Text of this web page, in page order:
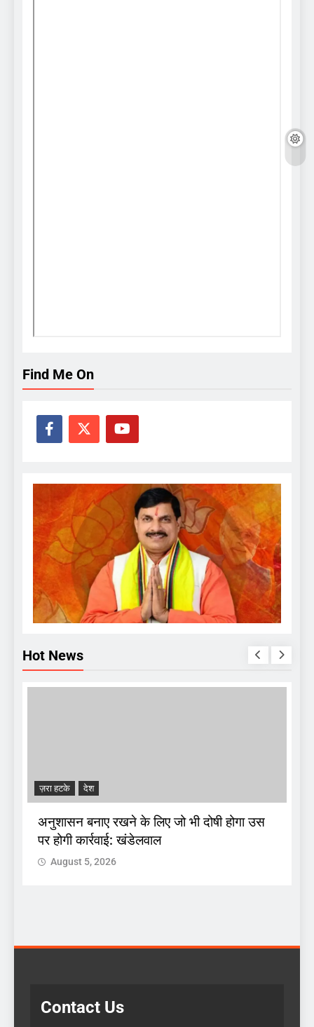
Find Me On
Hot News
ज़रा हटके देश
अनुशासन बनाए रखने के लिए जो भी दोषी होगा उस
पर होगी कार्रवाई: खंडेलवाल
August 5, 2026
Contact Us